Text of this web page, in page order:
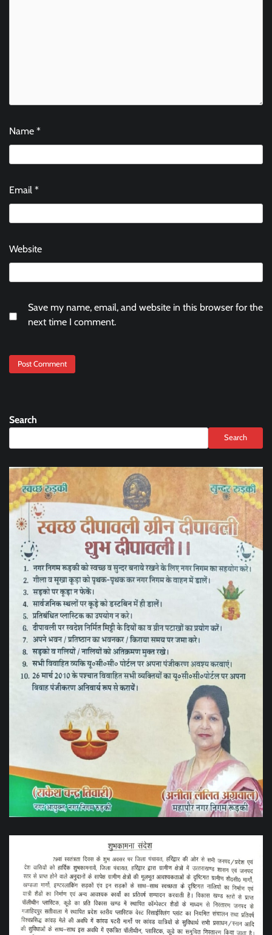
Name *
Email *
Website
Save my name, email, and website in this browser for the
next time I comment.
Search
Search